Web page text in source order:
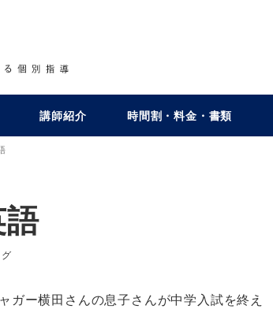
講師紹介 時間割・料金・書類
ー
ガー横田さんの息子さんが中学入試を終え